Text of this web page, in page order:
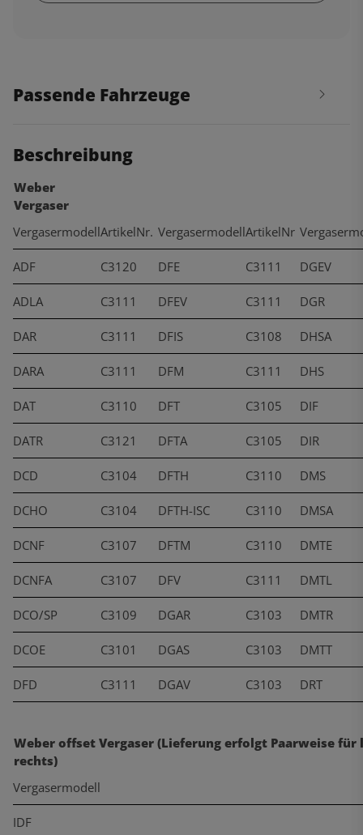
Passende Fahrzeuge
Beschreibung
Weber
Vergaser
VergasermodellArtikelNr. VergasermodellArtikelNr
ADF C3120 DFE C3111 DGEV
ADLA C3111 DFEV C3111 DGR
DAR C3111 DFIS C3108 DHSA
DARA C3111 DFM C3111 DHS
DAT C3110 DFT C3105 DIF
DATR C3121 DFTA C3105 DIR
DCD C3104 DFTH C3110 DMS
DCHO C3104 DFTH-ISC C3110 DMSA
DCNF C3107 DFTM C3110 DMTE
DCNFA C3107 DFV C3111 DMTL
DCO/SP C3109 DGAR C3103 DMTR
DCOE C3101 DGAS C3103 DMTT
DFD C3111 DGAV C3103 DRT
Weber offset Vergaser (Lieferung erfolgt Paarweise für
rechts)
Vergasermodell
IDF